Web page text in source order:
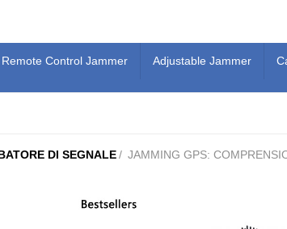
Remote Control Jammer Adjustable Jammer
DI SEGNALE/ JAMMING GPS: